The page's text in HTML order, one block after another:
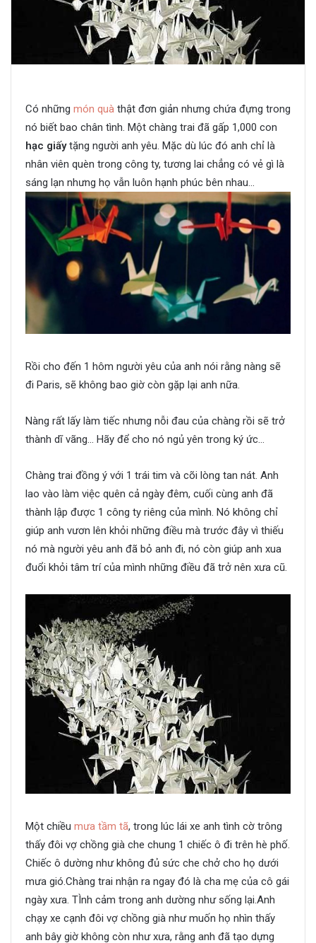
Có những món quà thật đơn giản nhưng chứa đựng trong
nó biết bao chân tình. Một chàng trai đã gấp 1,000 con
hạc giấytặng người anh yêu. Mặc dù lúc đó anh chỉ là
nhân viên quèn trong công ty, tương lai chẳng có vẻ gì là
sáng lạn nhưng họ vẫn luôn hạnh phúc bên nhau…
Rồi cho đến 1 hôm người yêu của anh nói rằng nàng sẽ
đi Paris, sẽ không bao giờ còn gặp lại anh nữa.
Nàng rất lấy làm tiếc nhưng nỗi đau của chàng rồi sẽ trở
thành dĩ vãng… Hãy để cho nó ngủ yên trong ký ức…
Chàng trai đồng ý với 1 trái tim và cõi lòng tan nát. Anh
lao vào làm việc quên cả ngày đêm, cuối cùng anh đã
thành lập được 1 công ty riêng của mình. Nó không chỉ
giúp anh vươn lên khỏi những điều mà trước đây vì thiếu
nó mà người yêu anh đã bỏ anh đi, nó còn giúp anh xua
đuổi khỏi tâm trí của mình những điều đã trở nên xưa cũ.
Một chiều mưa tầm tã, trong lúc lái xe anh tình cờ trông
thấy đôi vợ chồng già che chung 1 chiếc ô đi trên hè phố.
Chiếc ô dường như không đủ sức che chở cho họ dưới
mưa gió.Chàng trai nhận ra ngay đó là cha mẹ của cô gái
ngày xưa. TÌnh cảm trong anh dường như sống lại.Anh
chạy xe cạnh đôi vợ chồng già như muốn họ nhìn thấy
anh bây giờ không còn như xưa, rằng anh đã tạo dựng